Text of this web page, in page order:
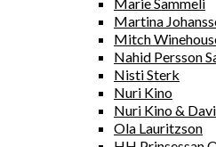
Martina
Mitch
Nahid Persson
Nisti Sterk
Nuri Kino
Nuri Kino &
Ola Lauritzson